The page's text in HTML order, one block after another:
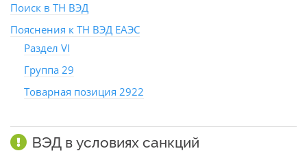
Поиск в ТН ВЭД
Пояснения к ТН ВЭД ЕАЭС
Раздел VI
Группа 29
Товарная позиция 2922
ВЭД в условиях санкций